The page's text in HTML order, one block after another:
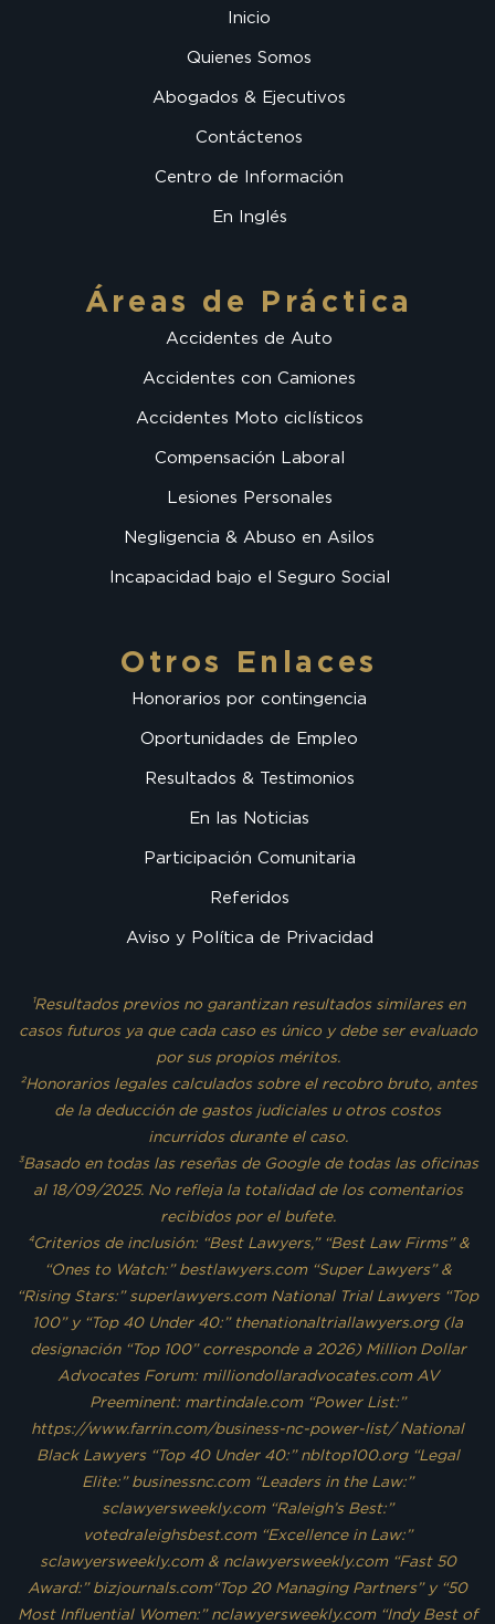
Inicio
Quienes Somos
Abogados & Ejecutivos
Contáctenos
Centro de Información
En Inglés
Áreas de Práctica
Accidentes de Auto
Accidentes con Camiones
Accidentes Moto ciclísticos
Compensación Laboral
Lesiones Personales
Negligencia & Abuso en Asilos
Incapacidad bajo el Seguro Social
Otros Enlaces
Honorarios por contingencia
Oportunidades de Empleo
Resultados & Testimonios
En las Noticias
Participación Comunitaria
Referidos
Aviso y Política de Privacidad
¹Resultados previos no garantizan resultados similares en
casos futuros ya que cada caso es único y debe ser evaluado
por sus propios méritos.
²Honorarios legales calculados sobre el recobro bruto, antes
de la deducción de gastos judiciales u otros costos
incurridos durante el caso.
³Basado en todas las reseñas de Google de todas las oficinas
al 18/09/2025. No refleja la totalidad de los comentarios
recibidos por el bufete.
⁴Criterios de inclusión: “Best Lawyers,” “Best Law Firms” &
“Ones to Watch:” bestlawyers.com “Super Lawyers” &
“Rising Stars:” superlawyers.com National Trial Lawyers “Top
100” y “Top 40 Under 40:” thenationaltriallawyers.org (la
designación “Top 100” corresponde a 2026) Million Dollar
Advocates Forum: milliondollaradvocates.com AV
Preeminent: martindale.com “Power List:”
https://www.farrin.com/business-nc-power-list/ National
Black Lawyers “Top 40 Under 40:” nbltop100.org “Legal
Elite:” businessnc.com “Leaders in the Law:”
sclawyersweekly.com “Raleigh’s Best:”
votedraleighsbest.com “Excellence in Law:”
sclawyersweekly.com & nclawyersweekly.com “Fast 50
Award:” bizjournals.com“Top 20 Managing Partners” y “50
Most Influential Women:” nclawyersweekly.com “Indy Best of